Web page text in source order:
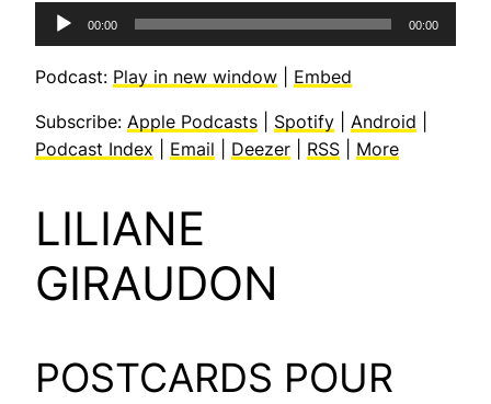
Lecteur
audio
00:00 00:00
Podcast: Play in new window Embed
Subscribe: Apple Podcasts Spotify Android
Podcast Index
Email Deezer RSS More
LILIANE
GIRAUDON
POSTCARDS POUR